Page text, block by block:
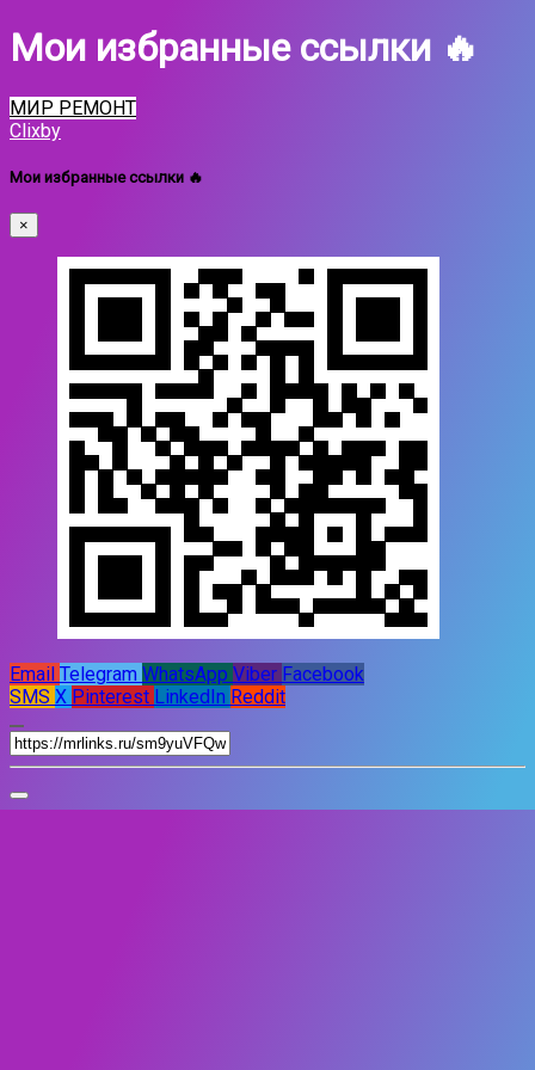
Мои избранные ссылки 🔥
МИР РЕМОНТ
Clixby
Мои избранные ссылки 🔥
×
Email Telegram WhatsApp Viber Facebook
SMS X Pinterest LinkedIn Reddit